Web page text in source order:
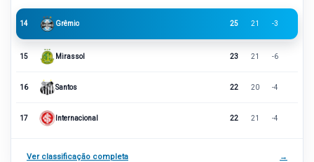
14 Grêmio 25 21 -3
15 Mirassol 23 21 -6
16 Santos 22 20 -4
17 Internacional 22 21 -4
Ver classificação completa →